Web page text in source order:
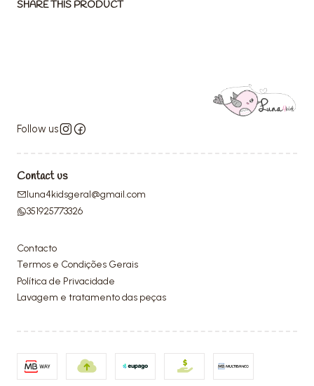
SHARE THIS PRODUCT
Follow us
Contact us
luna4kidsgeral@gmail.com
351925773326
Contacto
Termos e Condições Gerais
Política de Privacidade
Lavagem e tratamento das peças